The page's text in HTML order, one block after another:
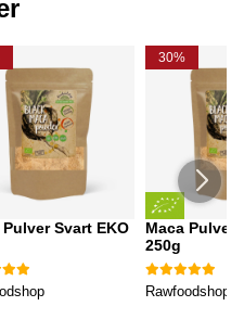
Pulver Svart EKO
30%
Maca Pulver
250g
Rawfoodshop